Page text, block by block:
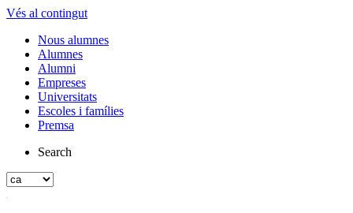
Vés al contingut
Nous alumnes
Alumnes
Alumni
Empreses
Universitats
Escoles i famílies
Premsa
Search